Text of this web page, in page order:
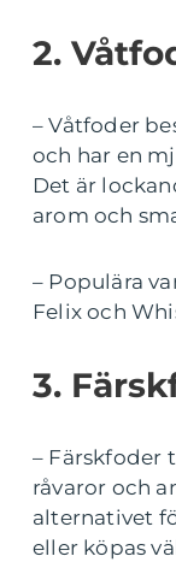
2.
– Våtfoder
och har en
Det är
arom och
– Populära
Felix och
3.
– Färskfoder
råvaror och
alternativet
eller köpas